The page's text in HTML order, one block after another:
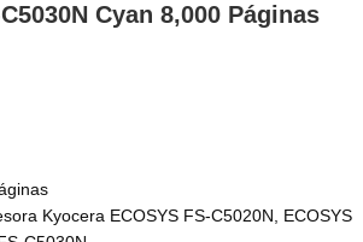
Cyan 8,000 Páginas
Kyocera ECOSYS FS-C5020N, ECOSYS